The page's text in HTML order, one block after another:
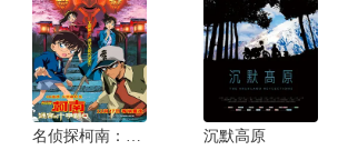
名侦探柯南：迷宫的十字路口
沉默高原